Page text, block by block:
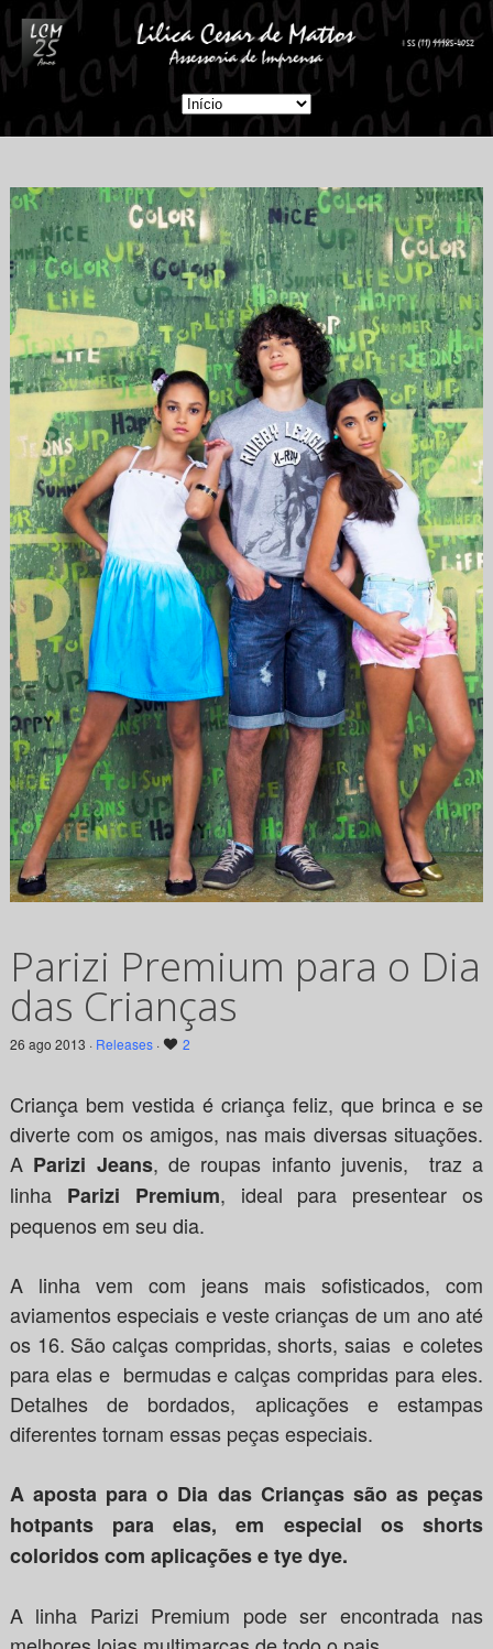
Parizi Premium para o Dia
das Crianças
26 ago 2013 · Releases· 2
Criança bem vestida é criança feliz, que brinca e se
diverte com os amigos, nas mais diversas situações.
A Parizi Jeans, de roupas infanto juvenis, traz a
linha Parizi Premium, ideal para presentear os
pequenos em seu dia.
A linha vem com jeans mais sofisticados, com
aviamentos especiais e veste crianças de um ano até
os 16. São calças compridas, shorts, saias e coletes
para elas e bermudas e calças compridas para eles.
Detalhes de bordados, aplicações e estampas
diferentes tornam essas peças especiais.
A aposta para o Dia das Crianças são as peças
hotpants para elas, em especial os shorts
coloridos com aplicações e tye dye.
A linha Parizi Premium pode ser encontrada nas